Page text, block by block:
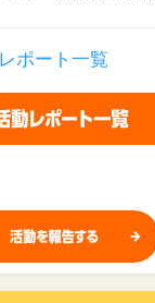
ポート一覧